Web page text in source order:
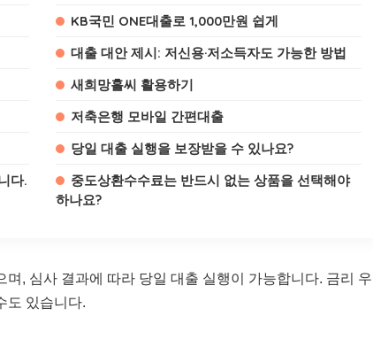
KB국민 ONE대출로 1,000만원 쉽게
대출 대안 제시: 저신용·저소득자도 가능한 방법
새희망홀씨 활용하기
저축은행 모바일 간편대출
당일 대출 실행을 보장받을 수 있나요?
다.
중도상환수수료는 반드시 없는 상품을 선택해야
하나요?
, 심사 결과에 따라 당일 대출 실행이 가능합니다. 금리 우
도 있습니다.